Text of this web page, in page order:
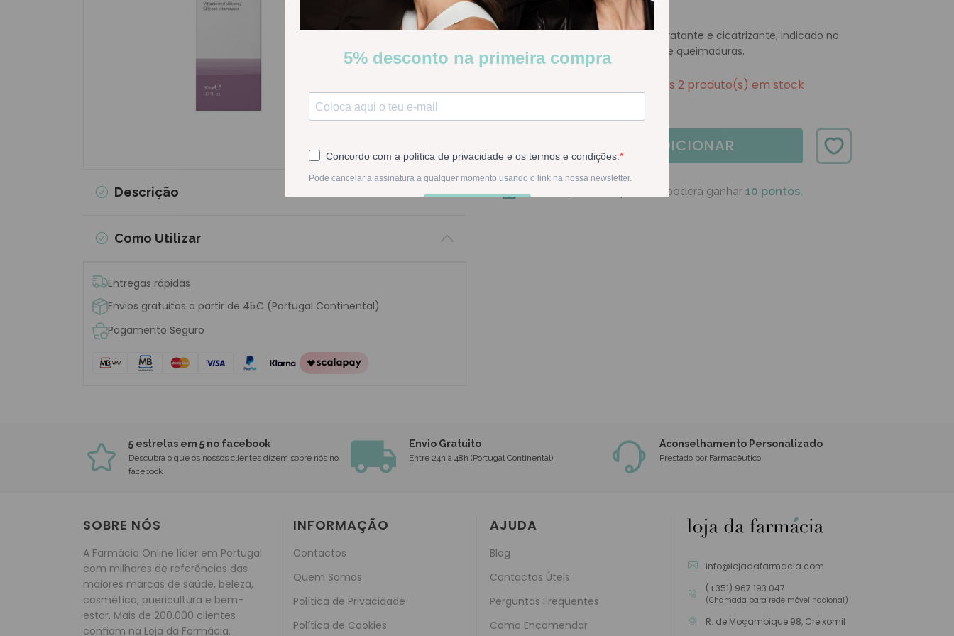
Descrição
Como Utilizar
Entregas rápidas
Envios gratuitos a partir de 45€ (Portugal Continental)
Pagamento Seguro
Cuidado reparador com ação hidratante e cicatrizante, indicado no
tratamento de cicatrizes, feridas e queimaduras.
Apenas 2 produto(s) em stock
ADICIONAR
Na compra deste produto poderá ganhar 10 pontos.
5 estrelas em 5 no facebook
Descubra o que os nossos clientes dizem sobre nós no
facebook
Envio Gratuito
Entre 24h a 48h (Portugal Continental)
Aconselhamento Personalizado
Prestado por Farmacêutico
SOBRE NÓS
A Farmácia Online líder em Portugal
com milhares de referências das
maiores marcas de saúde, beleza,
cosmética, puericultura e bem-
estar. Mais de 200.000 clientes
confiam na Loja da Farmácia.
INFORMAÇÃO
Contactos
Quem Somos
Política de Privacidade
Política de Cookies
AJUDA
Blog
Contactos Úteis
Perguntas Frequentes
Como Encomendar
info@lojadafarmacia.com
(+351) 967 193 047
(Chamada para rede móvel nacional)
R. de Moçambique 98, Creixomil